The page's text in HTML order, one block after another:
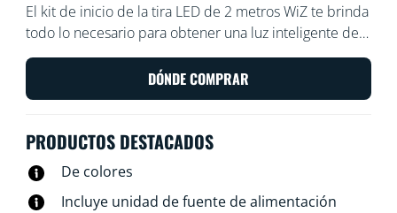
El kit de inicio de la tira LED de 2 metros WiZ te brinda
todo lo necesario para obtener una luz inteligente de
color brillante. Corta la tira flexible a medida para
agregar iluminación lineal indirecta a cualquier
espacio. Úsalo con la aplicación WiZ o con la voz para
iluminación prestablecidos en configuraciones Wi-Fi.
DÓNDE COMPRAR
PRODUCTOS DESTACADOS
De colores
Incluye unidad de fuente de alimentación